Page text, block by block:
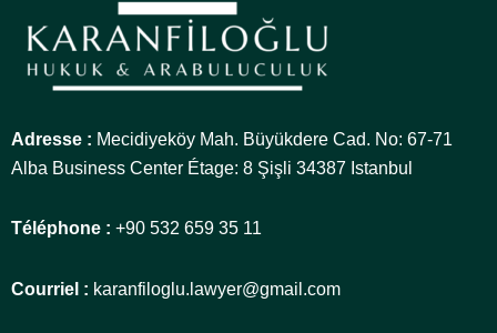
Adresse : Mecidiyeköy Mah. Büyükdere Cad. No: 67-71
Alba Business Center Étage: 8 Şişli 34387 Istanbul
Téléphone : +90 532 659 35 11
Courriel : karanfiloglu.lawyer@gmail.com